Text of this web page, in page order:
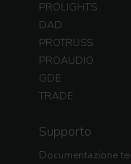
PROLIGHTS
DAD
PROTRUSS
PROAUDIO
GDE
TRADE
Supporto
Documentazione